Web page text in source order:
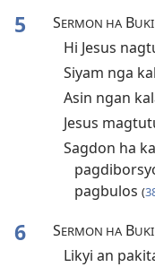
5 SERMON HAB
Hi Jesus
Siyam nga
Asin ngan
Jesus
Sagdon ha
pagbulos (
6 SERMON HAB
Likyi an